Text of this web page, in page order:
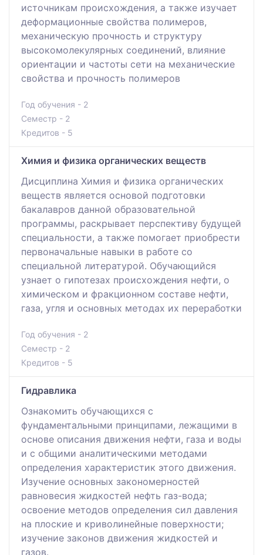
источникам происхождения, а также изучает
деформационные свойства полимеров,
механическую прочность и структуру
высокомолекулярных соединений, влияние
ориентации и частоты сети на механические
свойства и прочность полимеров
Год обучения - 2
Семестр - 2
Кредитов - 5
Химия и физика органических веществ
Дисциплина Химия и физика органических
веществ является основой подготовки
бакалавров данной образовательной
программы, раскрывает перспективу будущей
специальности, а также помогает приобрести
первоначальные навыки в работе со
специальной литературой. Обучающийся
узнает о гипотезах происхождения нефти, о
химическом и фракционном составе нефти,
газа, угля и основных методах их переработки
Год обучения - 2
Семестр - 2
Кредитов - 5
Гидравлика
Ознакомить обучающихся с
фундаментальными принципами, лежащими в
основе описания движения нефти, газа и воды
и с общими аналитическими методами
определения характеристик этого движения.
Изучение основных закономерностей
равновесия жидкостей нефть газ-вода;
освоение методов определения сил давления
на плоские и криволинейные поверхности;
изучение законов движения жидкостей и
газов.